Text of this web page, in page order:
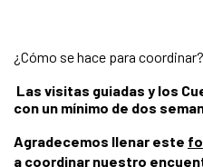
¿Cómo se hace para coordinar?
Las visitas guiadas y los
con un mínimo de dos
Agradecemos llenar este
a coordinar nuestro